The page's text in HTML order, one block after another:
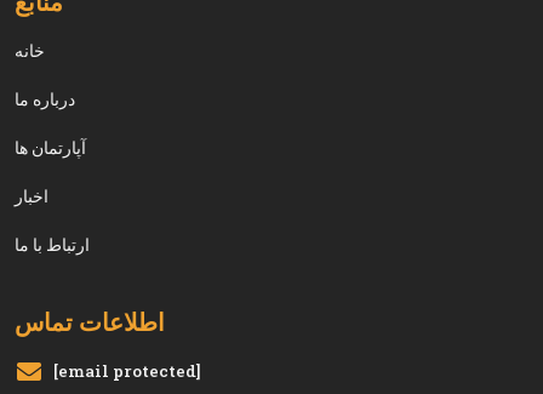
خانه
درباره ما
آپارتمان ها
اخبار
ارتباط با ما
اطلاعات تماس
[email protected]